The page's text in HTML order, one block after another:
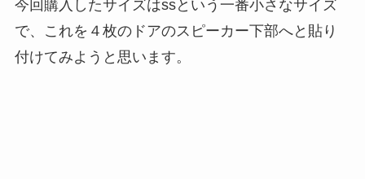
今回購入したサイズはssという一番小さなサイズ
で、これを４枚のドアのスピーカー下部へと貼り
付けてみようと思います。